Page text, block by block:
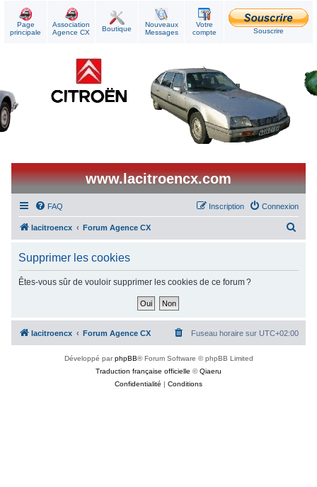
Page
principale
Association
Agence CX
Boutique
Nouveaux
Messages
Votre
compte
Souscrire
www.lacitroencx.com
FAQ Connexion
Inscription
lacitroencx Forum Agence CX
c
h
Supprimer les cookies
Êtes-vous sûr de vouloir supprimer les cookies de ce forum ?
lacitroencx Forum Agence CX Fuseau horaire sur UTC+02:00
Développé parphpBB® Forum Software © phpBB Limited
Traduction française officielle ©Qiaeru
Confidentialité | Conditions